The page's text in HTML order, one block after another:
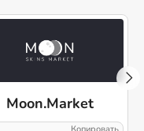
Moon.Market